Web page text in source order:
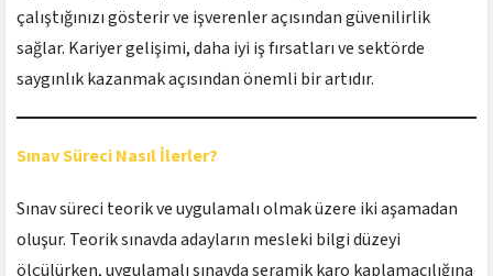
çalıştığınızı gösterir ve işverenler açısından güvenilirlik
sağlar. Kariyer gelişimi, daha iyi iş fırsatları ve sektörde
saygınlık kazanmak açısından önemli bir artıdır.
Sınav Süreci Nasıl İlerler?
Sınav süreci teorik ve uygulamalı olmak üzere iki aşamadan
oluşur. Teorik sınavda adayların mesleki bilgi düzeyi
ölçülürken, uygulamalı sınavda seramik karo kaplamacılığına